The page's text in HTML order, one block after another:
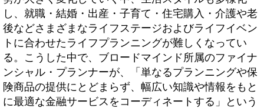
し、就職・結婚・出産・子育て・住宅購入・介護や老
後などさまざまなライフステージおよびライフイベン
トに合わせたライフプランニングが難しくなってい
る。こうした中で、ブロードマインド所属のファイナ
ンシャル・プランナーが、「単なるプランニングや保
険商品の提供にとどまらず、幅広い知識や情報をもと
に最適な金融サービスをコーディネートする」という